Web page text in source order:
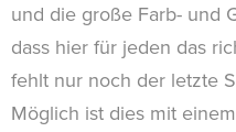
und die große Farb- und
dass hier für jeden das
fehlt nur noch der letzte
Möglich ist dies mit